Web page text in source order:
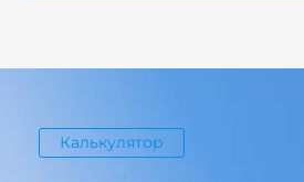
Калькулятор